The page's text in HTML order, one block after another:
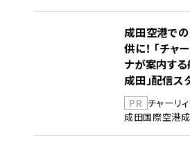
成田空港で
供に！ 「チャ
ナが案内す
成田」配信ス
PR チャーリ
成田国際空港